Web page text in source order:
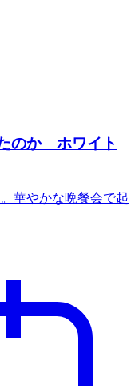
のか ホワイト
華やかな晩餐会で起